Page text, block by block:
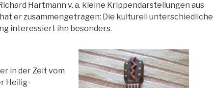
Hartmann v. a. kleine Krippendarstellungen aus
er zusammengetragen: Die kulturell unterschiedliche
interessiert ihn besonders.
in der Zeit vom
Heilig-